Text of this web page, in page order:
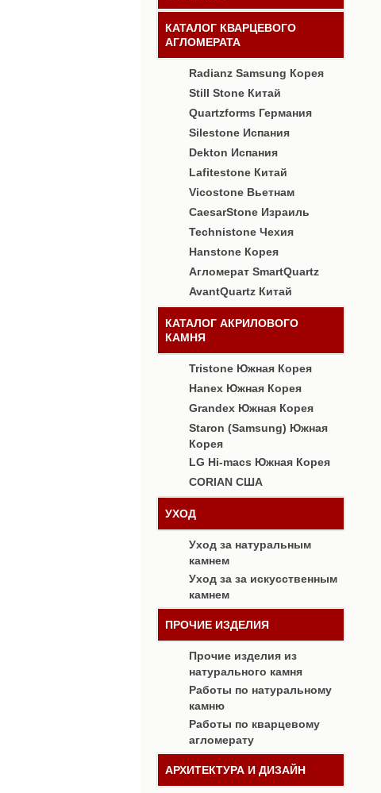
КАТАЛОГ КВАРЦЕВОГО
АГЛОМЕРАТА
Radianz Samsung Корея
Still Stone Китай
Quartzforms Германия
Silestone Испания
Dekton Испания
Lafitestone Китай
Vicostone Вьетнам
CaesarStone Израиль
Technistone Чехия
Hanstone Корея
Агломерат SmartQuartz
AvantQuartz Китай
КАТАЛОГ АКРИЛОВОГО
КАМНЯ
Tristone Южная Корея
Hanex Южная Корея
Grandex Южная Корея
Staron (Samsung) Южная
Корея
LG Hi-macs Южная Корея
CORIAN США
УХОД
Уход за натуральным
камнем
Уход за за искусственным
камнем
ПРОЧИЕ ИЗДЕЛИЯ
Прочие изделия из
натурального камня
Работы по натуральному
камню
Работы по кварцевому
агломерату
АРХИТЕКТУРА И ДИЗАЙН